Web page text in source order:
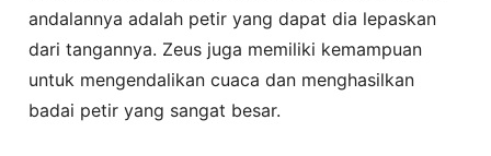
andalannya adalah petir yang dapat dia lepaskan
dari tangannya. Zeus juga memiliki kemampuan
untuk mengendalikan cuaca dan menghasilkan
badai petir yang sangat besar.